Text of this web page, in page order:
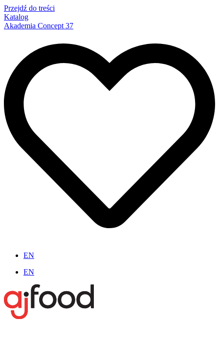
Przejdź do treści
Katalog
Akademia Concept 37
EN
EN